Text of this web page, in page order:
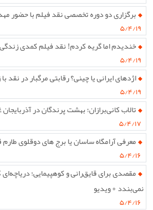
برگزاری دو دوره تخصصی نقد فیلم با حضور
۵/۴/۱۹
خندیدم اما گریه کردم! نقد فیلم کمدی
۵/۴/۱۹
اژدهای ایرانی یا چینی؟ رقابتی مرگبار در نقد
۵/۴/۱۹
تالاب کانی‌برازان؛ بهشت پرندگان در
۵/۴/۱۷
معرفی آرامگاه ساسان یا برج های دوقلوی
۵/۴/۱۶
مقصدی برای قایق‌رانی و کوهپیمایی؛
نمی‌بندد + ویدیو
۵/۴/۱۶